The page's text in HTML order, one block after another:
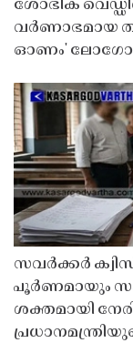
ശോഭിക
വർണാഭമായ
ഓണം' ലോഗോ
സവർക്കർ
പൂർണമായും
ശക്തമായി